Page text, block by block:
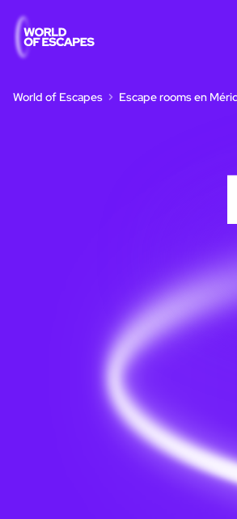
World of Escapes Escape rooms en